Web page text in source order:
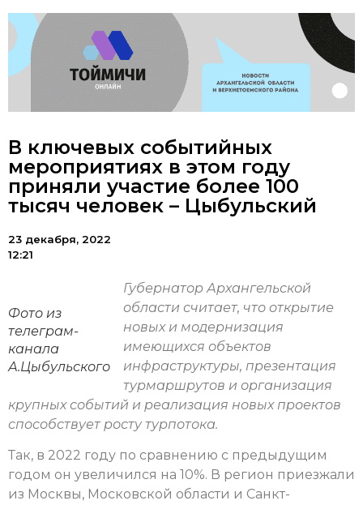
В ключевых событийных
мероприятиях в этом году
приняли участие более 100
тысяч человек – Цыбульский
23 декабря, 2022
12:21
Фото из
телеграм-
канала
А.Цыбульского
Губернатор Архангельской
области считает, что открытие
новых и модернизация
имеющихся объектов
инфраструктуры, презентация
турмаршрутов и организация
крупных событий и реализация новых проектов
способствует росту турпотока.
Так, в 2022 году по сравнению с предыдущим
годом он увеличился на 10%. В регион приезжали
из Москвы, Московской области и Санкт-